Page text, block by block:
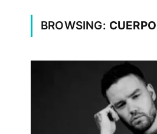
BROWSING: CUERPO